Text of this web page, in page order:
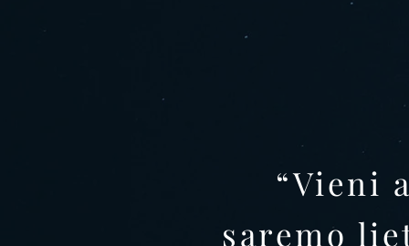
“Vieni
saremo